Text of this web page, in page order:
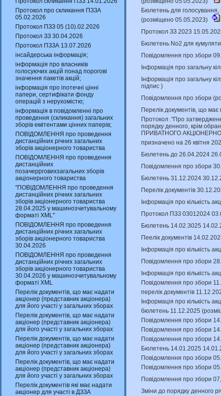
Протокол про скликання ПЗЗА
05.02.2026
Протокол ПЗЗ 05 (10).02.2026
Протокол ЗЗ 30.04.2026
Протокол ПЗЗА 13.07.2026
інсайдерська інформація;
інформація про власників
голосуючих акцій понад порогові
значення пакетів акцій;
інформація про іпотечні цінні
папери, сертифікати фонду
операцій з нерухомістю;
інформація в повідомленні про
проведення (скликання) загальних
зборів емітентами цінних паперів;
ПОВІДОМЛЕННЯ про проведення
дистанційних річних загальних
зборів акціонерного товариства
ПОВІДОМЛЕННЯ про проведення
дистанційних
позачеррговихзагальних зборів
акціонерного товариства
"ПОВІДОМЛЕННЯ про проведення
дистанційних річних загальних
зборів акціонерного товариства
28.04.2025 у машинозчитувальному
форматі XML"
ПОВІДОМЛЕННЯ про проведення
дистанційних річних загальних
зборів акціонерного товариства
30.04.2026
ПОВІДОМЛЕННЯ про проведення
дистанційних річних загальних
зборів акціонерного товариства
30.04.2026 у машинозчитувальному
форматі XML
Перелік документів, що має надати
акціонер (представник акціонера)
для його участі у загальних зборах
Перелік документів, що має надати
акціонер (представник акціонера)
для його участі у загальних зборах
Перелік документів, що має надати
акціонер (представник акціонера)
для його участі у загальних зборах
Перелік документів, що має надати
акціонер (представник акціонера)
для його участі у загальних зборах
Перелік документів які має надати
акціонер для участі в ДЗЗА
Бюлетень для голосування,
(розміщено 05.05.2023)
Протокол ЗЗ 2023
Бюлетень No2 для
Повідомлення про збори
Інформація про загальну
Інформація про загальну
підпис )
Повідомлення про збори
Перелік документів, що
Протокол ."Про
порядку денного, крім
ПРИВАТНОГО
призначено на 26 квітня
Бюлетень до 26.04.2024
Повідомлення про збори
Бюлетень 31.12.2024
Перелік документів
Інформація про кількість
Протокол ПЗЗ 03012024
Бюлетень 14.02.3025
Пеелік документів
Інформація про кількість
Повідомлення про збори
Інформація про кількість
Повідомлення про збори
перелік документів
Інформація про кількість
бюлетень 11.12.2025
Повідомлення про збори
Повідомлення про збори
Повідомлення про збори
Бюлетень 14.01.2025
Повідомлення про збори
Повідомлення про збори
Повідомлення про збори
Зміни до порядку денного